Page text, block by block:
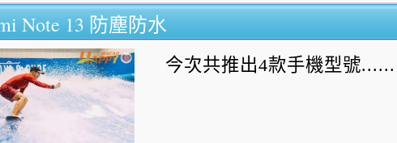
Note 13 防塵防水
今次共推出4款手機型號......